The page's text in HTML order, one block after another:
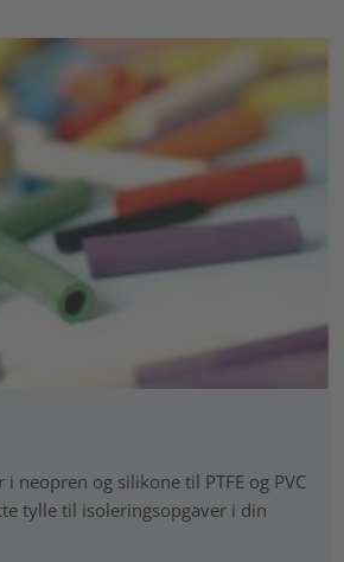
neopren og silikone til PTFE og PVC
tylle til isoleringsopgaver i din